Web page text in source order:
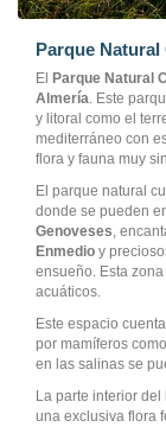
Parque Natural
El Parque Natural
Almería. Este
y litoral como el
mediterráneo con
flora y fauna muy
El parque natural
donde se pueden
Genoveses,
Enmedio y
ensueño. Esta
acuáticos.
Este espacio
por mamíferos
en las salinas se
La parte interior del
una exclusiva flora